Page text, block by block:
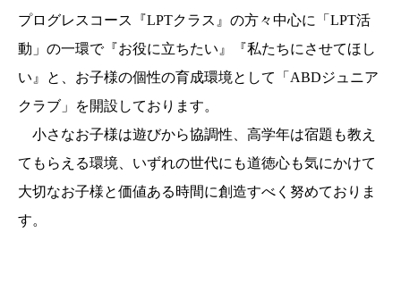
プログレスコース『LPTクラス』の方々中心に「LPT活
動」の一環で『お役に立ちたい』『私たちにさせてほし
い』と、お子様の個性の育成環境として「ABDジュニア
クラブ」を開設しております。
小さなお子様は遊びから協調性、高学年は宿題も教え
てもらえる環境、いずれの世代にも道徳心も気にかけて
大切なお子様と価値ある時間に創造すべく努めておりま
す。